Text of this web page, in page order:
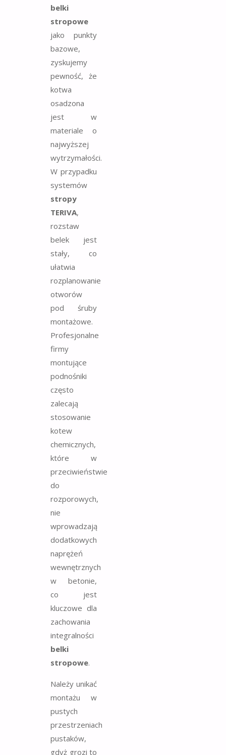
belki
stropowe
jako punkty
bazowe,
zyskujemy
pewność, że
kotwa
osadzona
jest w
materiale o
najwyższej
wytrzymałości.
W przypadku
systemów
stropy
TERIVA,
rozstaw
belek jest
stały, co
ułatwia
rozplanowanie
otworów
pod śruby
montażowe.
Profesjonalne
firmy
montujące
podnośniki
często
zalecają
stosowanie
kotew
chemicznych,
które w
przeciwieństwie
do
rozporowych,
nie
wprowadzają
dodatkowych
naprężeń
wewnętrznych
w betonie,
co jest
kluczowe dla
zachowania
integralności
belki
stropowe.
Należy unikać
montażu w
pustych
przestrzeniach
pustaków,
gdyż grozi to